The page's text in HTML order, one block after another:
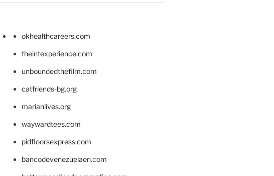
okhealthcareers.com
theintexperience.com
unboundedthefilm.com
catfriends-bg.org
marianlives.org
waywardtees.com
pidfloorsexpress.com
bancodevenezuelaen.com